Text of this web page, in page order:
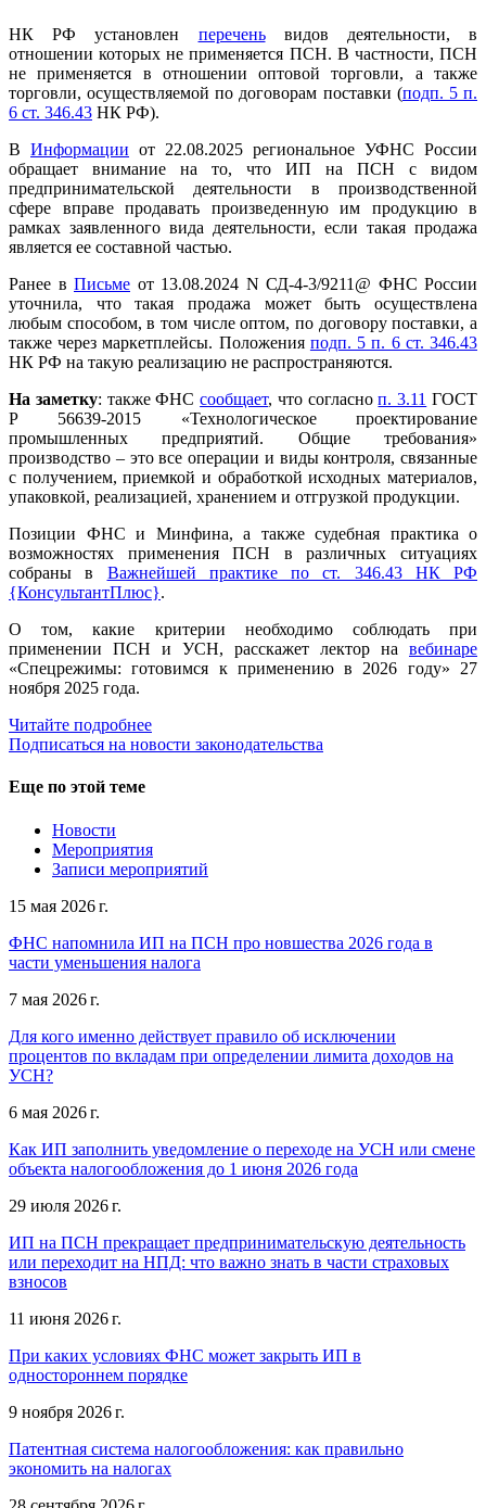
НК РФ установлен переченьвидов деятельности, в
отношении которых не применяется ПСН. В частности, ПСН
не применяется в отношении оптовой торговли, а также
торговли, осуществляемой по договорам поставки (подп. 5 п.
6 ст. 346.43 НК РФ).
В Информации от 22.08.2025 региональное УФНС России
обращает внимание на то, что ИП на ПСН с видом
предпринимательской деятельности в производственной
сфере вправе продавать произведенную им продукцию в
рамках заявленного вида деятельности, если такая продажа
является ее составной частью.
Ранее в Письме от 13.08.2024 N СД-4-3/9211@ ФНС России
уточнила, что такая продажа может быть осуществлена
любым способом, в том числе оптом, по договору поставки, а
также через маркетплейсы. Положения подп. 5 п. 6 ст. 346.43
НК РФ на такую реализацию не распространяются.
На заметку: также ФНСсообщает, что согласноп. 3.11 ГОСТ
Р 56639-2015 «Технологическое проектирование
промышленных предприятий. Общие требования»
производство – это все операции и виды контроля, связанные
с получением, приемкой и обработкой исходных материалов,
упаковкой, реализацией, хранением и отгрузкой продукции.
Позиции ФНС и Минфина, а также судебная практика о
возможностях применения ПСН в различных ситуациях
собраны в Важнейшей практике по ст. 346.43 НК РФ
{КонсультантПлюс}.
О том, какие критерии необходимо соблюдать при
применении ПСН и УСН, расскажет лектор на вебинаре
«Спецрежимы: готовимся к применению в 2026 году» 27
ноября 2025 года.
Читайте подробнее
Подписаться на новости законодательства
Еще по этой теме
Новости
Мероприятия
Записи мероприятий
15 мая 2026 г.
ФНС напомнила ИП на ПСН про новшества 2026 года в
части уменьшения налога
7 мая 2026 г.
Для кого именно действует правило об исключении
процентов по вкладам при определении лимита доходов на
УСН?
6 мая 2026 г.
Как ИП заполнить уведомление о переходе на УСН или смене
объекта налогообложения до 1 июня 2026 года
29 июля 2026 г.
ИП на ПСН прекращает предпринимательскую деятельность
или переходит на НПД: что важно знать в части страховых
взносов
11 июня 2026 г.
При каких условиях ФНС может закрыть ИП в
одностороннем порядке
9 ноября 2026 г.
Патентная система налогообложения: как правильно
экономить на налогах